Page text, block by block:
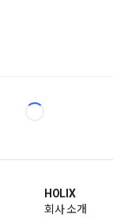
HOLIX
회사 소개